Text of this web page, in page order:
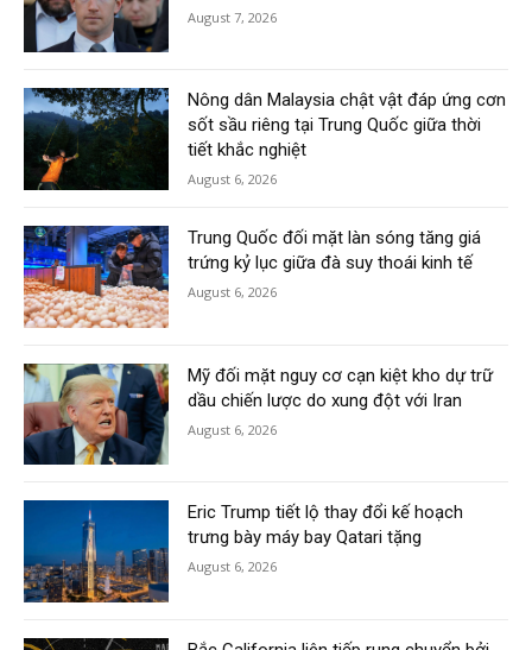
August 7, 2026
Nông dân Malaysia chật vật đáp ứng cơn
sốt sầu riêng tại Trung Quốc giữa thời
tiết khắc nghiệt
August 6, 2026
Trung Quốc đối mặt làn sóng tăng giá
trứng kỷ lục giữa đà suy thoái kinh tế
August 6, 2026
Mỹ đối mặt nguy cơ cạn kiệt kho dự trữ
dầu chiến lược do xung đột với Iran
August 6, 2026
Eric Trump tiết lộ thay đổi kế hoạch
trưng bày máy bay Qatari tặng
August 6, 2026